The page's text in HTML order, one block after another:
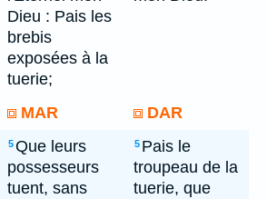
Dieu : Pais les
brebis
exposées à la
tuerie;
MAR DAR
5Que leurs
possesseurs
tuent, sans
5 Pais le
troupeau de la
tuerie, que